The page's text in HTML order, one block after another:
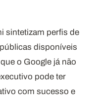
sintetizam perfis de
disponíveis
o Google já não
pode ter
com sucesso e